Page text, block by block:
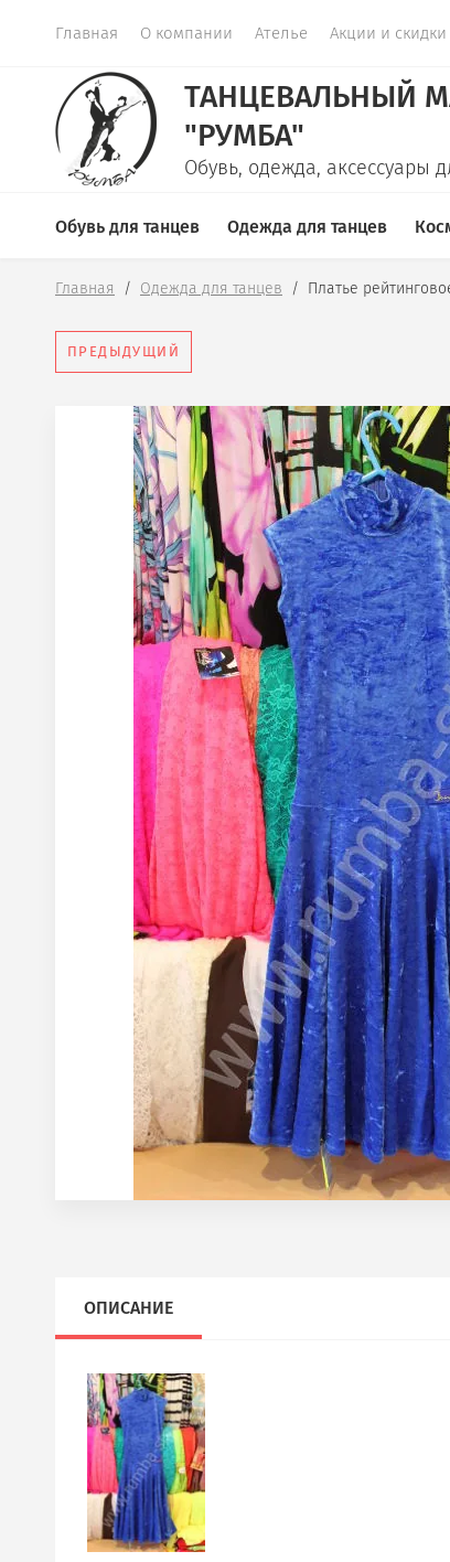
Главная О компании Ателье Акции и скидки
ТАНЦЕВАЛЬНЫЙ
"РУМБА"
Обувь, одежда, аксессуары
Обувь для танцев Одежда для танцев
Главная
  /
Одежда для танцев
  /
Платье
ПРЕДЫДУЩИЙ
ОПИСАНИЕ